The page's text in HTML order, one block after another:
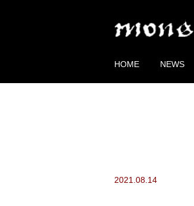
HOME NEWS
2021.08.14